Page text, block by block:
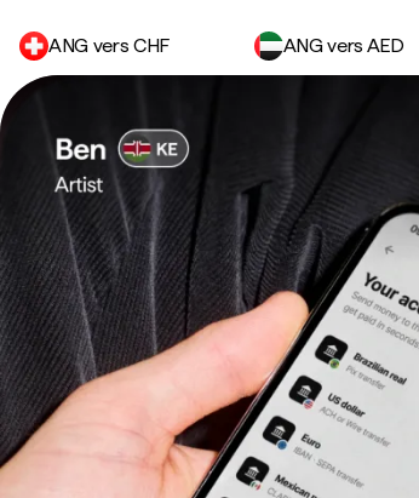
ANG vers CHF ANG vers AED